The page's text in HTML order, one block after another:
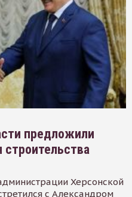
предложили
строительства
Херсонской
с Александром